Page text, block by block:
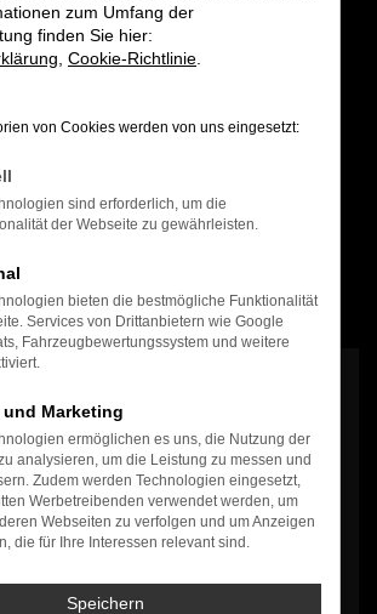
4,8
Weiterempfehlung
Inhalte vonwww.google.comzu laden. Dabei
Dritte weitergegeben werden. Wenn Sie damit
sind, klicken Sie bitte auf "Bestätigen".
Bestätigen
zum Umfang der
finden Sie hier:
Cookie-Richtlinie
von Cookies werden von uns eingesetzt:
sind erforderlich, um die
der Webseite zu gewährleisten.
bieten die bestmögliche Funktionalität
Services von Drittanbietern wie Google
Fahrzeugbewertungssystem und weitere
Marketing
ermöglichen es uns, die Nutzung der
analysieren, um die Leistung zu messen und
Zudem werden Technologien eingesetzt,
Werbetreibenden verwendet werden, um
Webseiten zu verfolgen und um Anzeigen
die für Ihre Interessen relevant sind.
Speichern